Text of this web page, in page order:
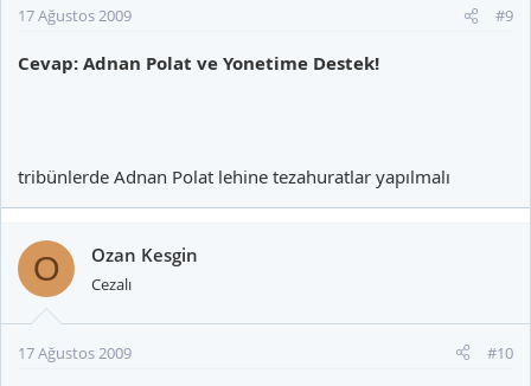
17 Ağustos 2009 #9
Cevap: Adnan Polat ve Yonetime Destek!
tribünlerde Adnan Polat lehine tezahuratlar yapılmalı
O Ozan Kesgin
Cezalı
17 Ağustos 2009 #10